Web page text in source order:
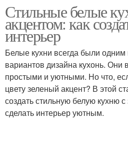
Фартук в кухне
Кухня с зеленым
фартуком
Кухни с зеленым
Стильные белые
акцентом: как
интерьер
Белые кухни всегда были
вариантов дизайна кухонь. Они
простыми и уютными. Но что,
цвету зеленый акцент? В этой
создать стильную белую кухню
сделать интерьер уютным.